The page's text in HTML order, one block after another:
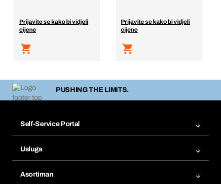
Prijavite se kako bi vidjeli
cijene
Prijavite se kako bi vidjeli
cijene
PUSHING THE LIMITS.
Self-Service Portal
Popisi želja
Usluga
Asortiman